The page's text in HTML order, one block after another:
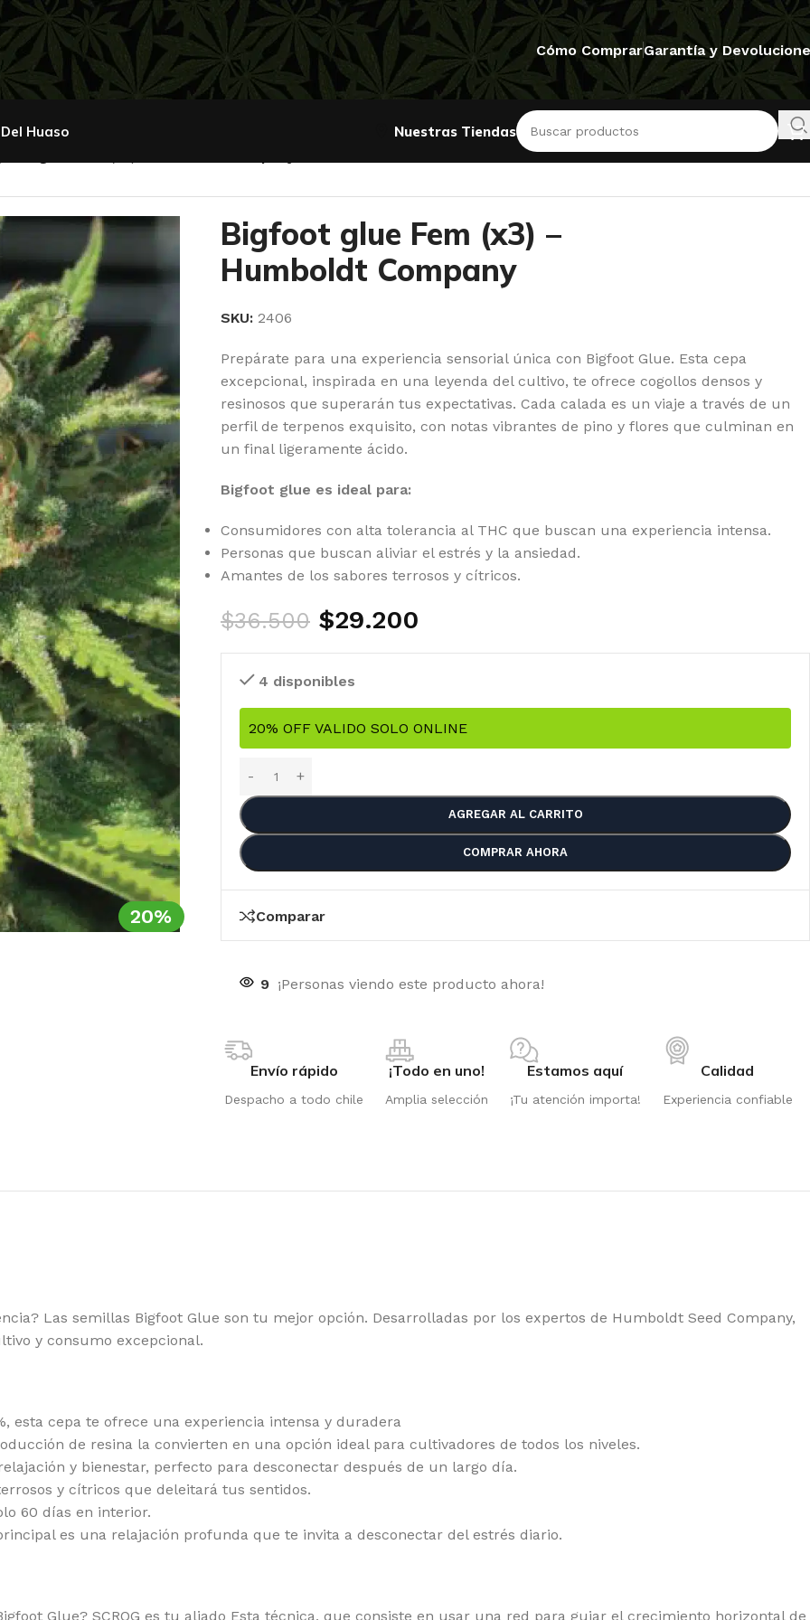
Cómo ComprarGarantía y
GENETIX
SEEDS COMPANY
SEEDS
SEEDS
RIPPER SEEDS
SENSI SEEDS
STRAIN MACHINE
Huaso
Nuestras Tiendas
20%
Bigfoot glue Fem (x3) –
Humboldt Company
SKU: 2406
Prepárate para una experiencia sensorial única con Bigfoot Glue. Esta cepa
excepcional, inspirada en una leyenda del cultivo, te ofrece cogollos densos y
resinosos que superarán tus expectativas. Cada calada es un viaje a través de un
perfil de terpenos exquisito, con notas vibrantes de pino y flores que culminan en
un final ligeramente ácido.
Bigfoot glue es ideal para:
Consumidores con alta tolerancia al THC que buscan una experiencia intensa.
Personas que buscan aliviar el estrés y la ansiedad.
Amantes de los sabores terrosos y cítricos.
$36.500 $29.200
4 disponibles
20% OFF VALIDO SOLO ONLINE
AGREGAR AL CARRITO
COMPRAR AHORA
Comparar
9 ¡Personas viendo este producto ahora!
Envío rápido
Despacho a todo chile
¡Todo en uno!
Amplia selección
Estamos aquí
¡Tu atención importa!
Calidad
Experiencia confiable
Las semillas Bigfoot Glue son tu mejor opción. Desarrolladas por los expertos de Humboldt Seed Company,
y consumo excepcional.
esta cepa te ofrece una experiencia intensa y duradera
de resina la convierten en una opción ideal para cultivadores de todos los niveles.
y bienestar, perfecto para desconectar después de un largo día.
y cítricos que deleitará tus sentidos.
60 días en interior.
es una relajación profunda que te invita a desconectar del estrés diario.
Glue? SCROG es tu aliado Esta técnica, que consiste en usar una red para guiar el crecimiento horizontal de